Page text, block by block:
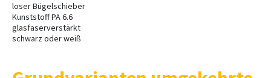
loser Bügelschieber
Kunststoff PA 6.6
glasfaserverstärkt
schwarz oder weiß